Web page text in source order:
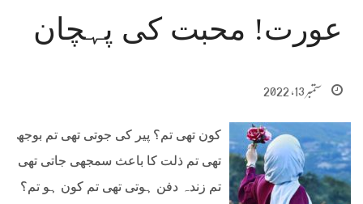
عورت! محبت کی پہچان
ستمبر 13, 2022
کون تھی تم؟ پیر کی جوتی تھی تم بوجھ
تھی تم ذلت کا باعث سمجھی جاتی تھی
تم زندہ دفن ہوتی تھی تم کون ہو تم؟